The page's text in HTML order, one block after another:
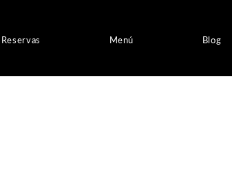
Reservas Menú Blog